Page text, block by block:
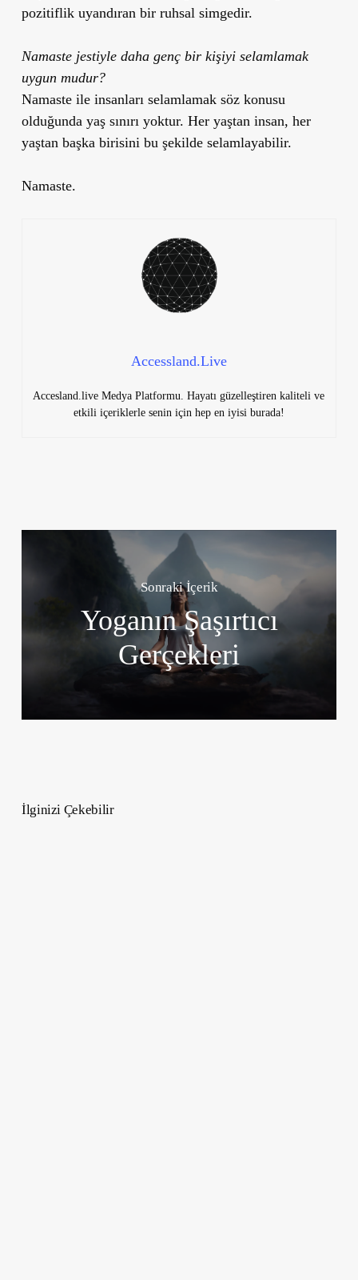
pozitiflik uyandıran bir ruhsal simgedir.
Namaste jestiyle daha genç bir kişiyi selamlamak
uygun mudur?
Namaste ile insanları selamlamak söz konusu
olduğunda yaş sınırı yoktur. Her yaştan insan, her
yaştan başka birisini bu şekilde selamlayabilir.
Namaste.
Accessland.Live
Accesland.live Medya Platformu. Hayatı güzelleştiren kaliteli ve
etkili içeriklerle senin için hep en iyisi burada!
Sonraki İçerik
Yoganın Şaşırtıcı
Gerçekleri
İlginizi Çekebilir